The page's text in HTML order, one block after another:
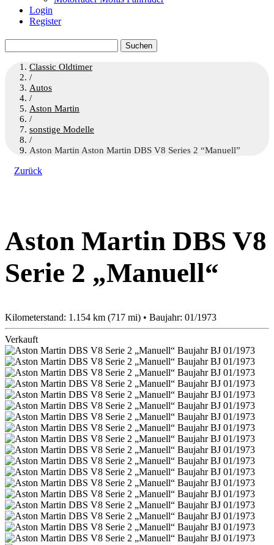
Login
Register
nach:
Classic Oldtimer
/
Autos
/
Aston Martin
/
sonstige Modelle
/
Aston Martin Aston Martin DBS V8 Series 2 “Manuell”
Zurück
Aston Martin DBS V8
Serie 2 „Manuell“
Kilometerstand: 1.154 km (717 mi) • Baujahr: 01/1973
Verkauft